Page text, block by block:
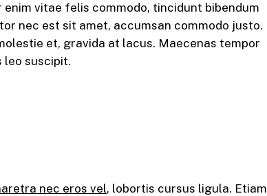
vitae felis commodo, tincidunt bibendum
nec est sit amet, accumsan commodo justo.
et, gravida at lacus. Maecenas tempor
leo suscipit.
nec eros vel, lobortis cursus ligula. Etiam